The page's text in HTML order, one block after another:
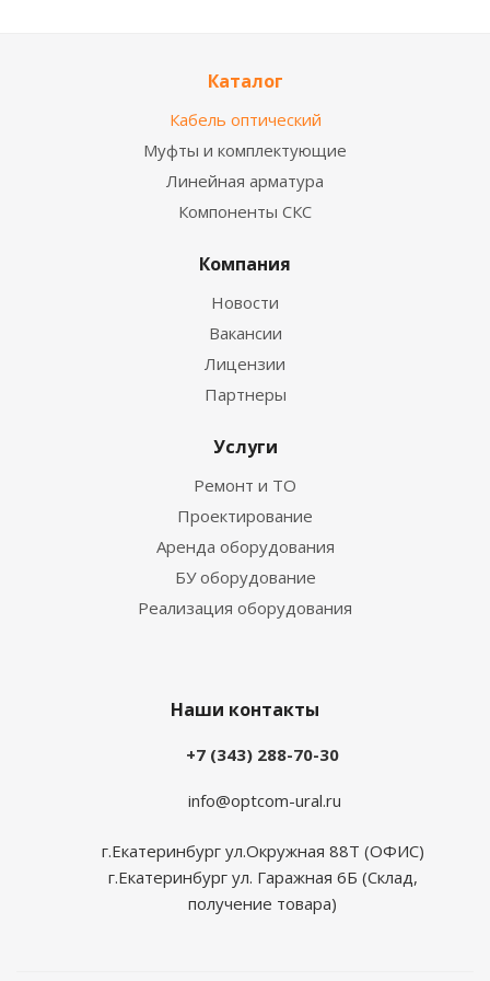
Каталог
Кабель оптический
Муфты и комплектующие
Линейная арматура
Компоненты СКС
Компания
Новости
Вакансии
Лицензии
Партнеры
Услуги
Ремонт и ТО
Проектирование
Аренда оборудования
БУ оборудование
Реализация оборудования
Наши контакты
+7 (343) 288-70-30
info@optcom-ural.ru
г.Екатеринбург ул.Окружная 88Т (ОФИС)
г.Екатеринбург ул. Гаражная 6Б (Склад,
получение товара)